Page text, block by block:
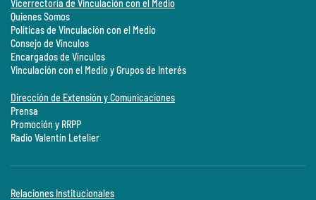
Vicerrectoría de Vinculación con el Medio
Quienes Somos
Políticas de Vinculación con el Medio
Consejo de Vínculos
Encargados de Vínculos
Vinculación con el Medio y Grupos de Interés
Dirección de Extensión y Comunicaciones
Prensa
Promoción y RRPP
Radio Valentín Letelier
Relaciones Institucionales